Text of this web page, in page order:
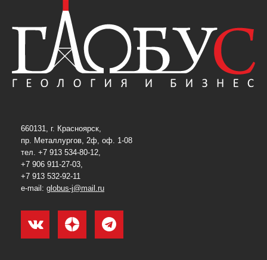
660131, г. Красноярск,
пр. Металлургов, 2ф, оф. 1-08
тел. +7 913 534-80-12,
+7 906 911-27-03,
+7 913 532-92-11
e-mail: globus-j@mail.ru